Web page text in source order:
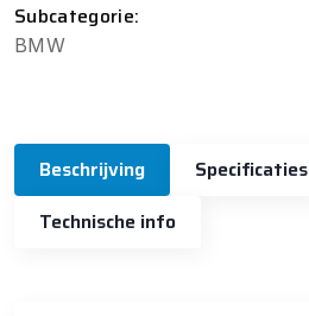
Subcategorie:
BMW
Beschrijving Specificaties
Technische info